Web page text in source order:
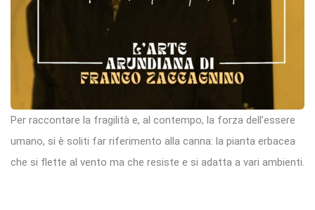
Per raccontare la fragilità e, al contempo, la forza dell’essere
umano, si è soliti far riferimento alla canna: la pianta erbacea
che si flette al vento ma che resiste e si adatta a vari ambienti.